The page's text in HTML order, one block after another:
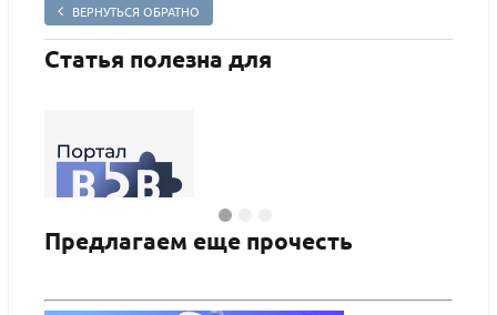
ВЕРНУТЬСЯ ОБРАТНО
Статья полезна для
Предлагаем еще прочесть